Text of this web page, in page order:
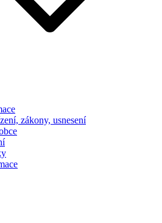
zákony, usnesení